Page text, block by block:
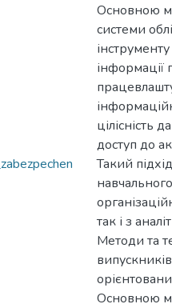
Основною
системи
інформації
цілісність
доступ до
Такий
так і з
Методи та
Основною